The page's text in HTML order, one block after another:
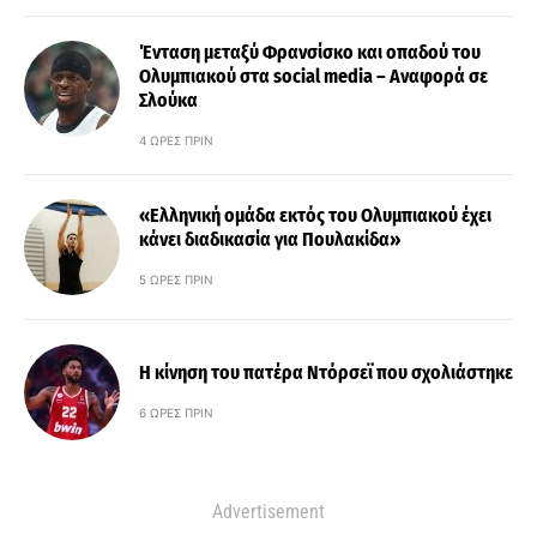
Ένταση μεταξύ Φρανσίσκο και οπαδού του
Ολυμπιακού στα social media – Αναφορά σε
Σλούκα
4 ΏΡΕΣ ΠΡΙΝ
«Ελληνική ομάδα εκτός του Ολυμπιακού έχει
κάνει διαδικασία για Πουλακίδα»
5 ΏΡΕΣ ΠΡΙΝ
Η κίνηση του πατέρα Ντόρσεϊ που σχολιάστηκε
6 ΏΡΕΣ ΠΡΙΝ
Advertisement